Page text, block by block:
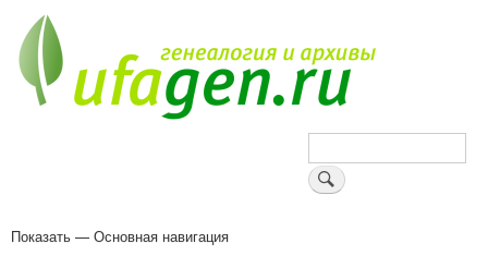
основному
содержанию
Поиск
Основная
Показать — Основная навигация